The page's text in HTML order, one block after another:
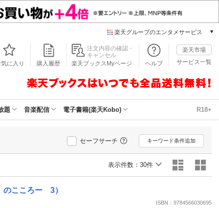
楽天グループのエンタメサービス
本/ゲーム/CD/DVD
楽天ブックス
楽天Kobo
動画配信
楽天TV
動画配信ガイド
気に入り 購入履歴
注文内容の確認・
キャンセル
楽天ブックスMyページ
ヘルプ
楽天市場
サービス一覧
題 音楽配信 電子書籍(楽天Kobo) R18+
セーフサーチ キーワード条件追加
表示件数： 30件
のこころー 3）
ISBN：9784566030695